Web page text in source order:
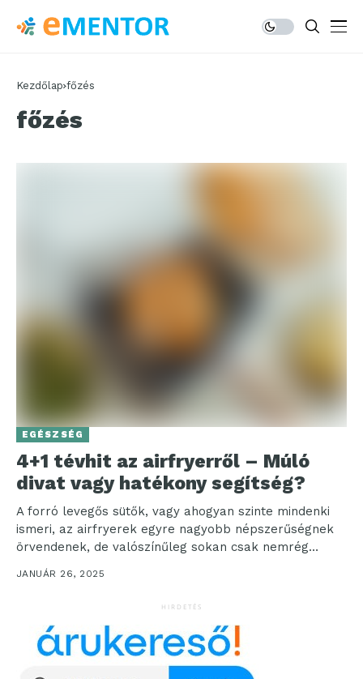
Kezdőlap főzés
főzés
EGÉSZSÉG
4+1 tévhit az airfryerről – Múló
divat vagy hatékony segítség?
A forró levegős sütők, vagy ahogyan szinte mindenki
ismeri, az airfryerek egyre nagyobb népszerűségnek
örvendenek, de valószínűleg sokan csak nemrég
kezdték el használni...
JANUÁR 26, 2025
HIRDETÉS